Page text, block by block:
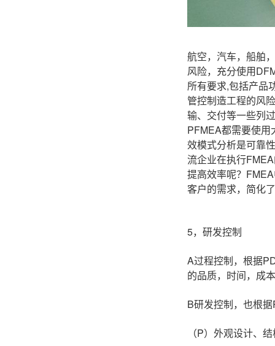
航空，汽车，船舶
风险，充分使用
所有要求,包括产品
管控制造工程的风
输、交付等一些列
PFMEA都需要使
效模式分析是可靠
流企业在执行
提高效率呢？
客户的需求，简化
5，研发控制
A过程控制，根据
的品质，时间，成
B研发控制，也根
（P）外观设计、 结